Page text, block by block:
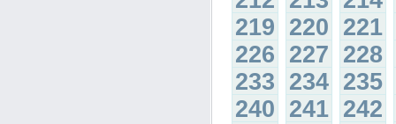
219 220 221
226 227 228
233 234 235
240 241 242